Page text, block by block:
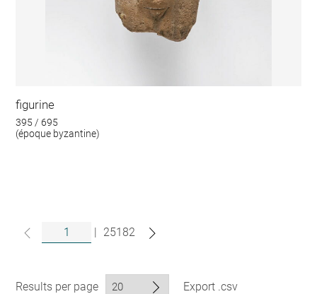
figurine
395 / 695
(époque byzantine)
| 25182
Results per page Export .csv